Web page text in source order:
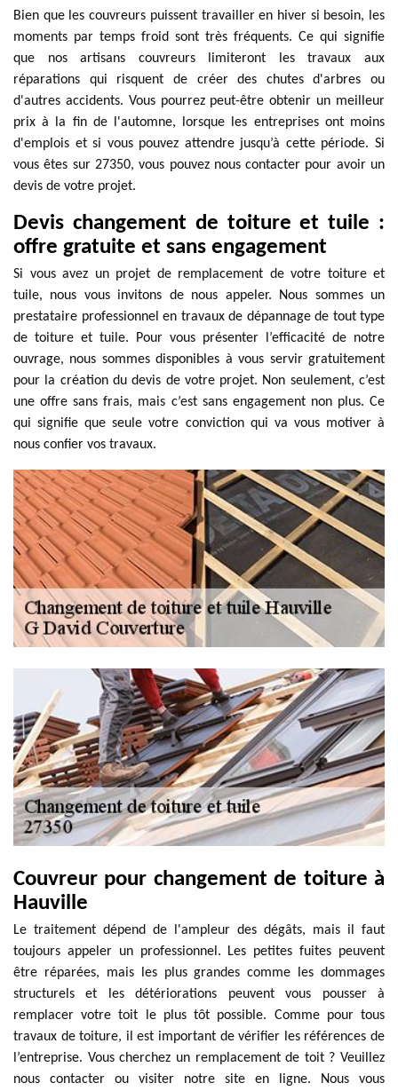
Bien que les couvreurs puissent travailler en hiver si besoin, les
moments par temps froid sont très fréquents. Ce qui signifie
que nos artisans couvreurs limiteront les travaux aux
réparations qui risquent de créer des chutes d'arbres ou
d'autres accidents. Vous pourrez peut-être obtenir un meilleur
prix à la fin de l'automne, lorsque les entreprises ont moins
d'emplois et si vous pouvez attendre jusqu’à cette période. Si
vous êtes sur 27350, vous pouvez nous contacter pour avoir un
devis de votre projet.
Devis changement de toiture et tuile :
offre gratuite et sans engagement
Si vous avez un projet de remplacement de votre toiture et
tuile, nous vous invitons de nous appeler. Nous sommes un
prestataire professionnel en travaux de dépannage de tout type
de toiture et tuile. Pour vous présenter l’efficacité de notre
ouvrage, nous sommes disponibles à vous servir gratuitement
pour la création du devis de votre projet. Non seulement, c’est
une offre sans frais, mais c’est sans engagement non plus. Ce
qui signifie que seule votre conviction qui va vous motiver à
nous confier vos travaux.
Couvreur pour changement de toiture à
Hauville
Le traitement dépend de l'ampleur des dégâts, mais il faut
toujours appeler un professionnel. Les petites fuites peuvent
être réparées, mais les plus grandes comme les dommages
structurels et les détériorations peuvent vous pousser à
remplacer votre toit le plus tôt possible. Comme pour tous
travaux de toiture, il est important de vérifier les références de
l’entreprise. Vous cherchez un remplacement de toit ? Veuillez
nous contacter ou visiter notre site en ligne. Nous vous